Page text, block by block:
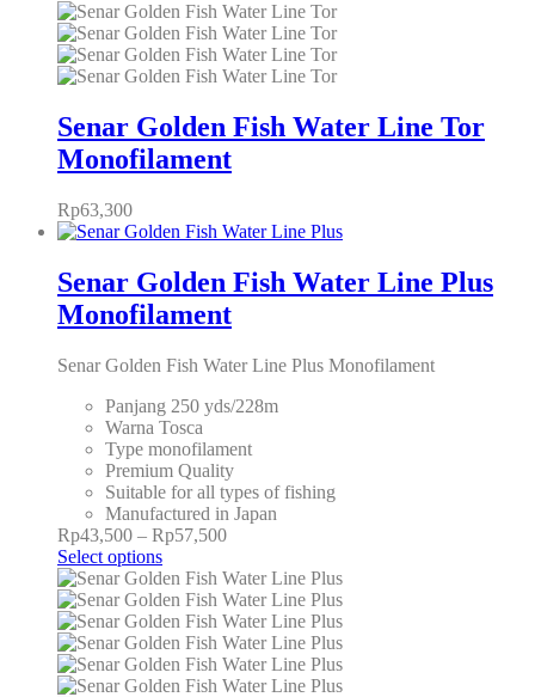
Senar Golden Fish Water Line Tor
Monofilament
Rp63,300
Senar Golden Fish Water Line Plus
Monofilament
Senar Golden Fish Water Line Plus Monofilament
Panjang 250 yds/228m
Warna Tosca
Type monofilament
Premium Quality
Suitable for all types of fishing
Manufactured in Japan
Rp43,500 – Rp57,500
Select options